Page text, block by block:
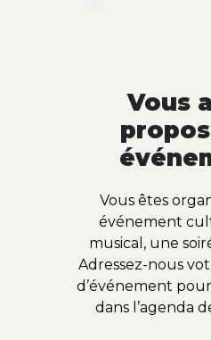
Vous
Vous êtes
événement
musical, une
Adressez-nous
d’événement
dans l’agenda